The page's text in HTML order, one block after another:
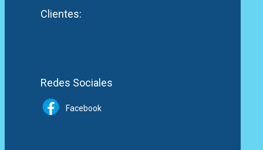
Clientes:
Redes Sociales
Facebook